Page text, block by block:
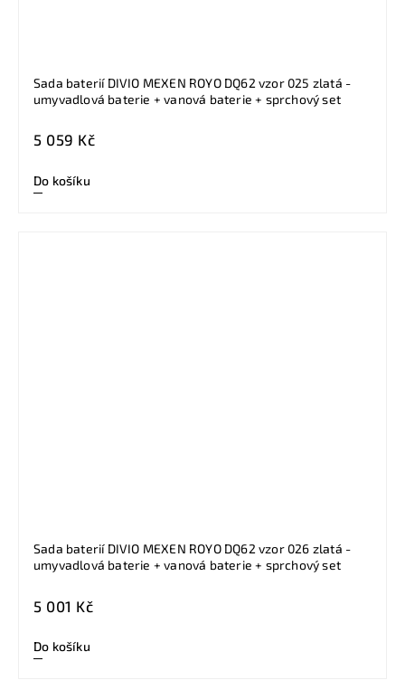
Sada baterií DIVIO MEXEN ROYO DQ62 vzor 025 zlatá -
umyvadlová baterie + vanová baterie + sprchový set
5 059 Kč
Do košíku
Sada baterií DIVIO MEXEN ROYO DQ62 vzor 026 zlatá -
umyvadlová baterie + vanová baterie + sprchový set
5 001 Kč
Do košíku